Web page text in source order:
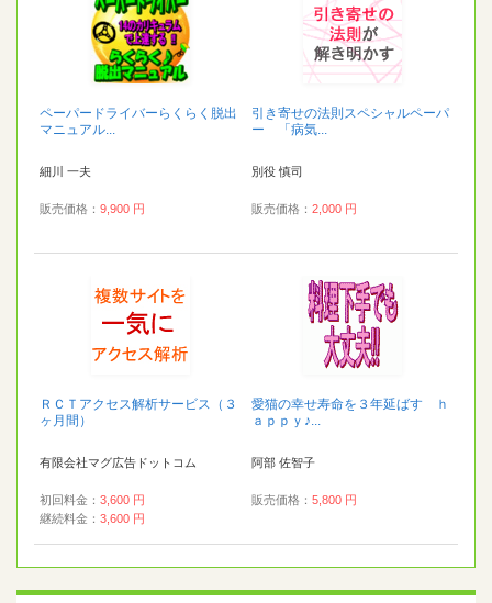
ペーパードライバーらくらく脱出
マニュアル...
細川 一夫
販売価格： 9,900 円
引き寄せの法則スペシャルペーパ
ー 「病気...
別役 慎司
販売価格： 2,000 円
ＲＣＴアクセス解析サービス（３
ヶ月間）
有限会社マグ広告ドットコム
初回料金： 3,600 円
継続料金： 3,600 円
愛猫の幸せ寿命を３年延ばす ｈ
ａｐｐｙ♪...
阿部 佐智子
販売価格： 5,800 円